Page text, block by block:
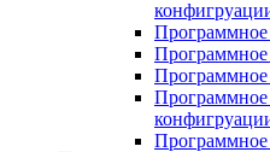
Программное
Программное
Программное
Программное